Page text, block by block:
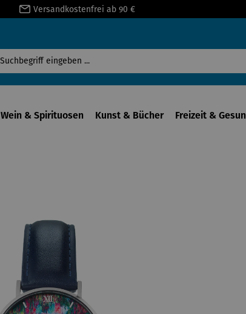
Versandkostenfrei ab 90 €
Wein & Spirituosen Kunst & Bücher Freizeit &